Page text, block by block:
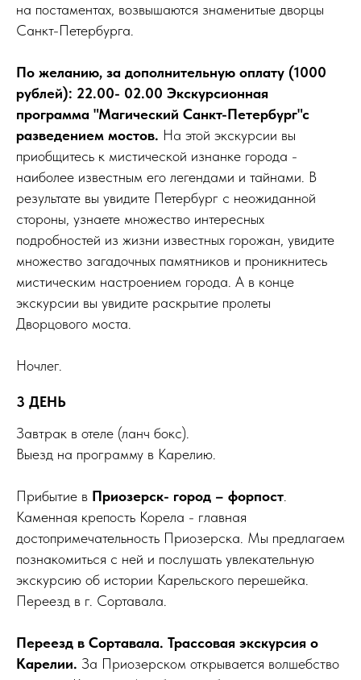
на постаментах, возвышаются знаменитые дворцы
Санкт-Петербурга.
По желанию, за дополнительную оплату (1000
рублей): 22.00- 02.00 Экскурсионная
программа "Магический Санкт-Петербург"с
разведением мостов. На этой экскурсии вы
приобщитесь к мистической изнанке города -
наиболее известным его легендами и тайнами. В
результате вы увидите Петербург с неожиданной
стороны, узнаете множество интересных
подробностей из жизни известных горожан, увидите
множество загадочных памятников и проникнитесь
мистическим настроением города. А в конце
экскурсии вы увидите раскрытие пролеты
Дворцового моста.
Ночлег.
3 ДЕНЬ
Завтрак в отеле (ланч бокс).
Выезд на программу в Карелию.
Прибытие в Приозерск- город – форпост
Каменная крепость Корела - главная
достопримечательность Приозерска. Мы предлагаем
познакомиться с ней и послушать увлекательную
экскурсию об истории Карельского перешейка.
Переезд в г. Сортавала.
Переезд в Сортавала. Трассовая экскурсия о
Карелии. За Приозерском открывается волшебство